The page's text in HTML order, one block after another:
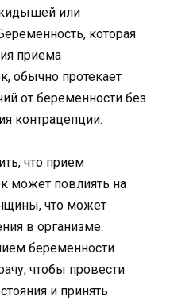
или
которая
приема
обычно протекает
от беременности без
контрацепции.
что прием
может повлиять на
что может
в организме.
беременности
чтобы провести
и принять